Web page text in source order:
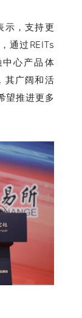
示，支持更
通过REITs
心产品体
其广阔和活
望推进更多